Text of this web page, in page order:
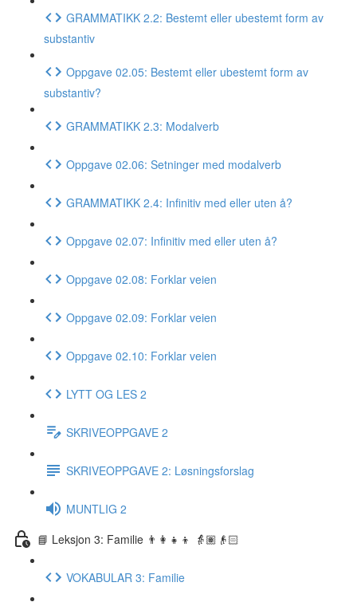
GRAMMATIKK 2.2: Bestemt eller ubestemt form av
substantiv
Oppgave 02.05: Bestemt eller ubestemt form av
substantiv?
GRAMMATIKK 2.3: Modalverb
Oppgave 02.06: Setninger med modalverb
GRAMMATIKK 2.4: Infinitiv med eller uten å?
Oppgave 02.07: Infinitiv med eller uten å?
Oppgave 02.08: Forklar veien
Oppgave 02.09: Forklar veien
Oppgave 02.10: Forklar veien
LYTT OG LES 2
SKRIVEOPPGAVE 2
SKRIVEOPPGAVE 2: Løsningsforslag
MUNTLIG 2
📘 Leksjon 3: Familie 👨‍👩‍👧‍👦 👵🏽👴🏻
VOKABULAR 3: Familie